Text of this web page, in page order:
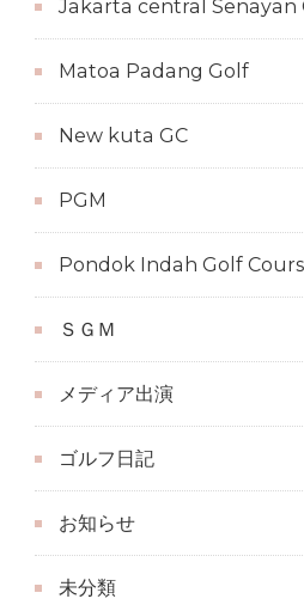
Jakarta central Senayan
Matoa Padang Golf
New kuta GC
PGM
Pondok Indah Golf
ＳＧＭ
メディア出演
ゴルフ日記
お知らせ
未分類